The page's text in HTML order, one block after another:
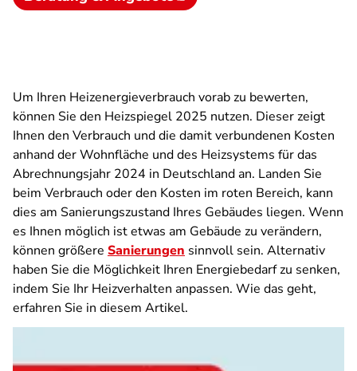
Um Ihren Heizenergieverbrauch vorab zu bewerten,
können Sie den Heizspiegel 2025 nutzen. Dieser zeigt
Ihnen den Verbrauch und die damit verbundenen Kosten
anhand der Wohnfläche und des Heizsystems für das
Abrechnungsjahr 2024 in Deutschland an. Landen Sie
beim Verbrauch oder den Kosten im roten Bereich, kann
dies am Sanierungszustand Ihres Gebäudes liegen. Wenn
es Ihnen möglich ist etwas am Gebäude zu verändern,
können größere Sanierungen sinnvoll sein. Alternativ
haben Sie die Möglichkeit Ihren Energiebedarf zu senken,
indem Sie Ihr Heizverhalten anpassen. Wie das geht,
erfahren Sie in diesem Artikel.